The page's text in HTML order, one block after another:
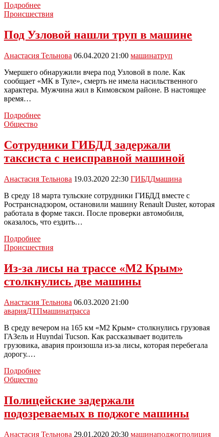
ПодробнееШестнадцатилетний
новомосковец
автомобиль
Происшествия
Под Узловой нашли труп в машине
Анастасия Тельнова 06.04.2020 21:00 машинатруп
Умершего обнаружили вчера под Узловой в поле. Как
сообщает «МК в Туле», смерть не имела насильственного
характера. Мужчина жил в Кимовском районе. В настоящее
время…
ПодробнееПод
в
машине
Общество
Сотрудники ГИБДД задержали
таксиста с неисправной машиной
Анастасия Тельнова 19.03.2020 22:30 ГИБДДмашина
В среду 18 марта тульские сотрудники ГИБДД вместе с
Ространснадзором, остановили машину Renault Duster, которая
работала в форме такси. После проверки автомобиля,
оказалось, что ездить…
ПодробнееСотрудники
ГИБДД
с
неисправной
Происшествия
Из-за лисы на трассе «М2 Крым»
столкнулись две машины
Анастасия Тельнова 06.03.2020 21:00
аварияДТПмашинатрасса
В среду вечером на 165 км «М2 Крым» столкнулись грузовая
ГАЗель и Huyndai Tucson. Как рассказывает водитель
грузовика, авария произошла из-за лисы, которая перебегала
дорогу.…
ПодробнееИз-
на
трассе
«М2
столкнулись
Общество
Полицейские задержали
подозреваемых в поджоге машины
Анастасия Тельнова 29.01.2020 20:30 машинаподжогполиция